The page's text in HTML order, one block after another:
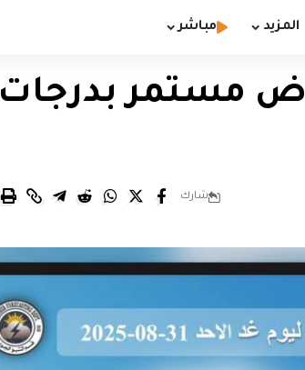
المزيد مباشر
مستمر بدرجات
شارك